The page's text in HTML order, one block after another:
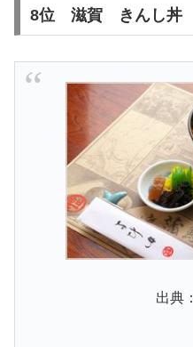
8位 滋賀 きんし丼
出典：